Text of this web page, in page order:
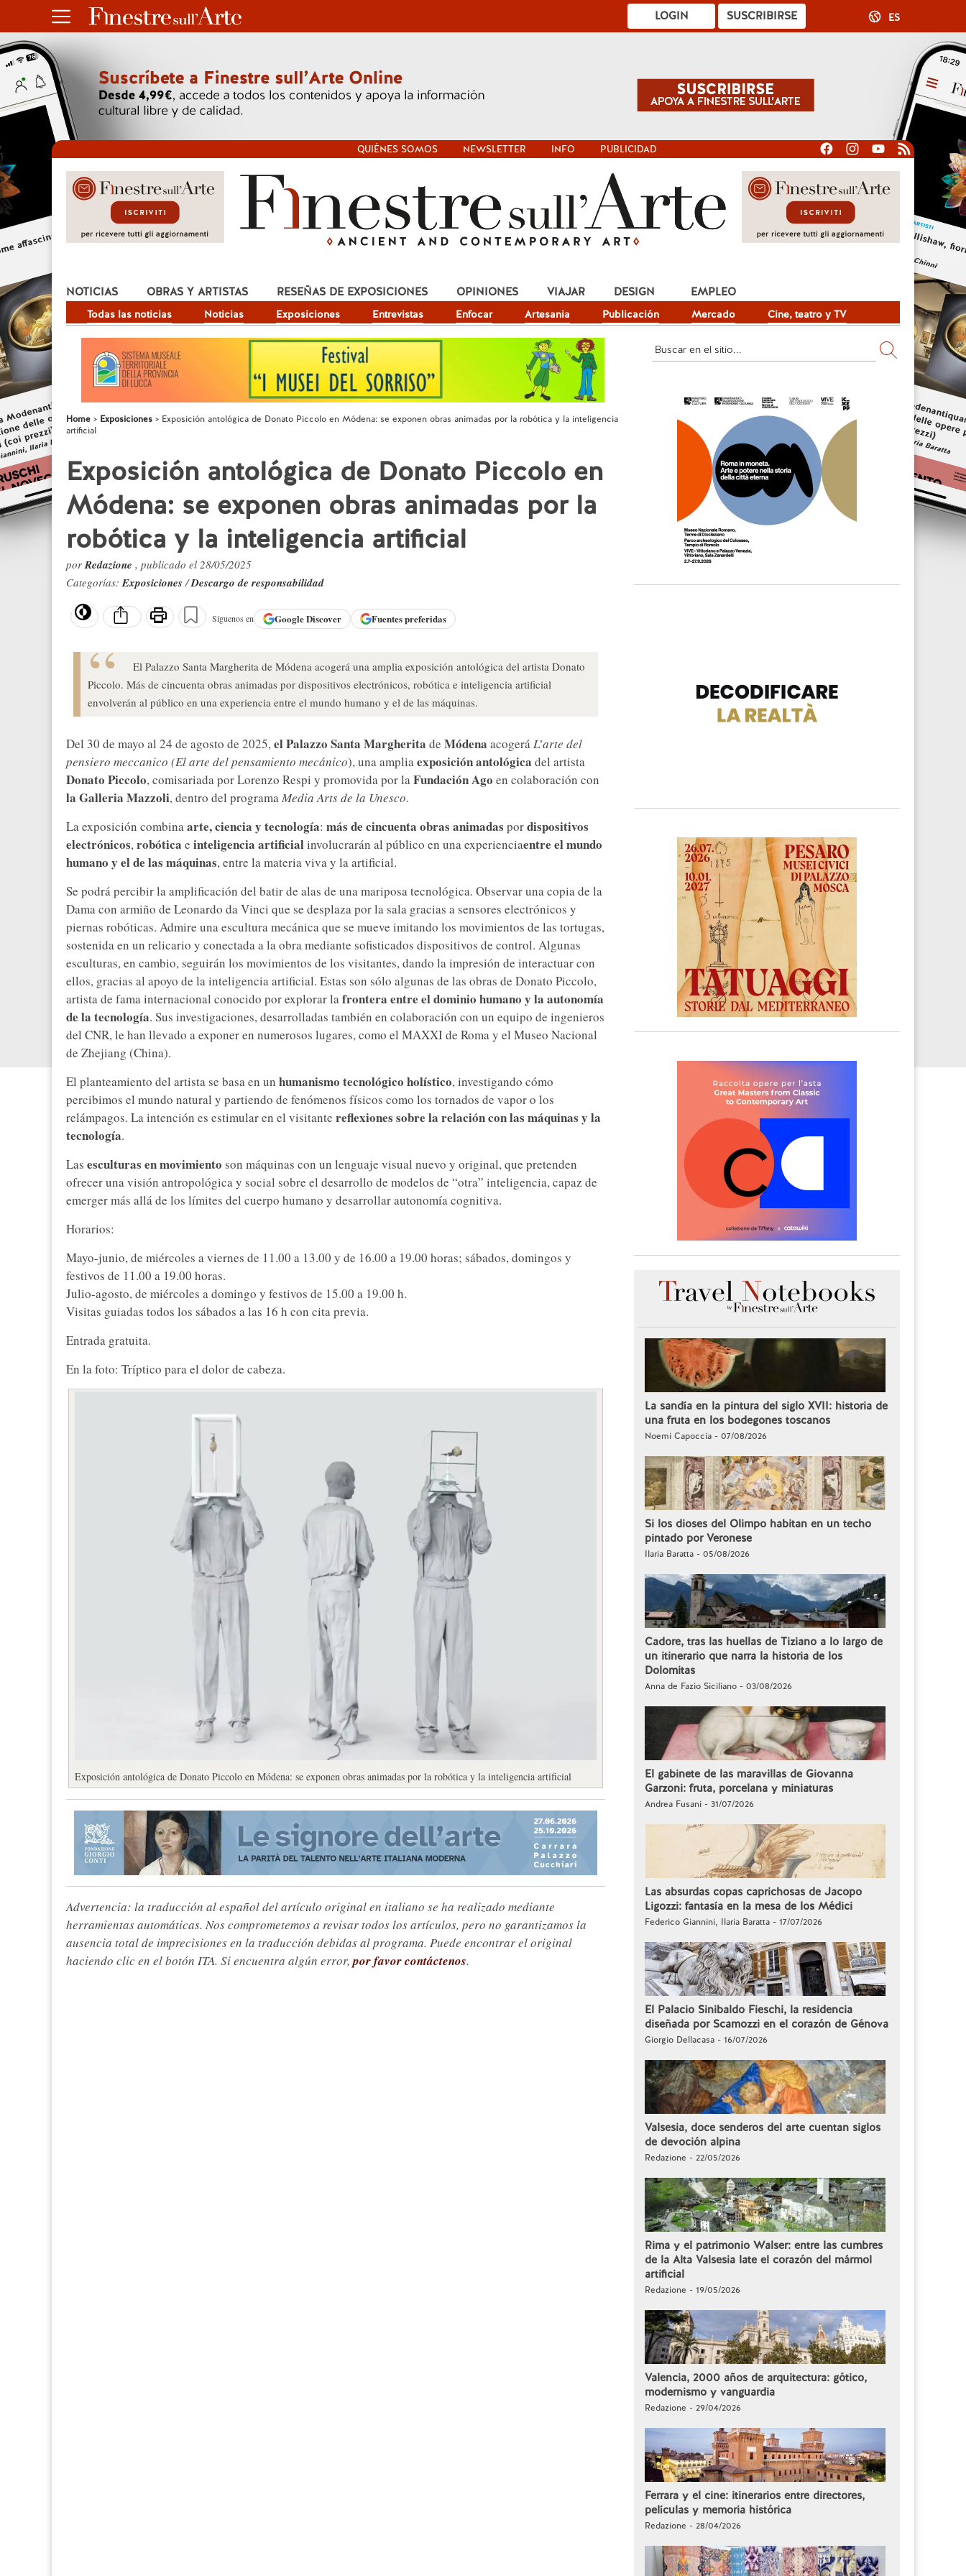
SUSCRIBIRSE
LOGIN ES
QUIÉNES SOMOS NEWSLETTER INFO PUBLICIDAD
NOTICIAS
Todas las noticias Noticias Exposiciones Entrevistas Enfocar Artesania Publicación Mercado Cine, teatro y TV
OBRAS Y ARTISTAS RESEÑAS DE EXPOSICIONES OPINIONES VIAJAR DESIGN EMPLEO
Home Exposiciones
Exposición antológica de Donato Piccolo en Módena: se exponen obras animadas por la robótica y la inteligencia
artificial
Exposición antológica de Donato Piccolo en
Módena: se exponen obras animadas por la
robótica y la inteligencia artificial
porRedazione , publicado el 28/05/2025
Categorías:Exposiciones/Descargo de responsabilidad
Síguenos en GoogleDiscover Fuentes preferidas
El Palazzo Santa Margherita de Módena acogerá una amplia exposición antológica del artista Donato
Piccolo. Más de cincuenta obras animadas por dispositivos electrónicos, robótica e inteligencia artificial
envolverán al público en una experiencia entre el mundo humano y el de las máquinas.
Del 30 de mayo al 24 de agosto de 2025,el Palazzo Santa Margherita de Módena acogeráL’arte del
pensiero meccanico (El arte del pensamiento mecánico), una ampliaexposición antológica del artista
Donato Piccolo, comisariada por Lorenzo Respi y promovida por laFundación Ago en colaboración con
la Galleria Mazzoli, dentro del programaMedia Arts de la Unesco.
La exposición combinaarte, ciencia y tecnología: más de cincuenta obras animadas pordispositivos
electrónicos,robótica e inteligencia artificialinvolucrarán al público en una experienciaentre el mundo
humano y el de las máquinas, entre la materia viva y la artificial.
Se podrá percibir la amplificación del batir de alas de una mariposa tecnológica. Observar una copia de la
Dama con armiño de Leonardo da Vinci que se desplaza por la sala gracias a sensores electrónicos y
piernas robóticas. Admire una escultura mecánica que se mueve imitando los movimientos de las tortugas,
sostenida en un relicario y conectada a la obra mediante sofisticados dispositivos de control. Algunas
esculturas, en cambio, seguirán los movimientos de los visitantes, dando la impresión de interactuar con
ellos, gracias al apoyo de la inteligencia artificial. Estas son sólo algunas de las obras de Donato Piccolo,
artista de fama internacional conocido por explorar lafrontera entre el dominio humano y la autonomía
de la tecnología. Sus investigaciones, desarrolladas también en colaboración con un equipo de ingenieros
del CNR, le han llevado a exponer en numerosos lugares, como el MAXXI de Roma y el Museo Nacional
de Zhejiang (China).
El planteamiento del artista se basa en un humanismo tecnológico holístico, investigando cómo
percibimos el mundo natural y partiendo de fenómenos físicos como los tornados de vapor o los
relámpagos. La intención es estimular en el visitante reflexiones sobre la relación con las máquinas y la
tecnología.
Las esculturas en movimiento son máquinas con un lenguaje visual nuevo y original, que pretenden
ofrecer una visión antropológica y social sobre el desarrollo de modelos de “otra” inteligencia, capaz de
emerger más allá de los límites del cuerpo humano y desarrollar autonomía cognitiva.
Horarios:
Mayo-junio, de miércoles a viernes de 11.00 a 13.00 y de 16.00 a 19.00 horas; sábados, domingos y
festivos de 11.00 a 19.00 horas.
Julio-agosto, de miércoles a domingo y festivos de 15.00 a 19.00 h.
Visitas guiadas todos los sábados a las 16 h con cita previa.
Entrada gratuita.
En la foto: Tríptico para el dolor de cabeza.
Exposición antológica de Donato Piccolo en Módena: se exponen obras animadas por la robótica y la inteligencia artificial
Advertencia: la traducción al español del artículo original en italiano se ha realizado mediante
herramientas automáticas. Nos comprometemos a revisar todos los artículos, pero no garantizamos la
ausencia total de imprecisiones en la traducción debidas al programa. Puede encontrar el original
haciendo clic en el botón ITA. Si encuentra algún error,por favor contáctenos.
La sandía en la pintura del siglo XVII: historia de
una fruta en los bodegones toscanos
Noemi Capoccia - 07/08/2026
Si los dioses del Olimpo habitan en un techo
pintado por Veronese
Ilaria Baratta - 05/08/2026
Cadore, tras las huellas de Tiziano a lo largo de
un itinerario que narra la historia de los
Dolomitas
Anna de Fazio Siciliano - 03/08/2026
El gabinete de las maravillas de Giovanna
Garzoni: fruta, porcelana y miniaturas
Andrea Fusani - 31/07/2026
Las absurdas copas caprichosas de Jacopo
Ligozzi: fantasía en la mesa de los Médici
Federico Giannini, Ilaria Baratta - 17/07/2026
El Palacio Sinibaldo Fieschi, la residencia
diseñada por Scamozzi en el corazón de Génova
Giorgio Dellacasa - 16/07/2026
Valsesia, doce senderos del arte cuentan siglos
de devoción alpina
Redazione - 22/05/2026
Rima y el patrimonio Walser: entre las cumbres
de la Alta Valsesia late el corazón del mármol
artificial
Redazione - 19/05/2026
Valencia, 2000 años de arquitectura: gótico,
modernismo y vanguardia
Redazione - 29/04/2026
Ferrara y el cine: itinerarios entre directores,
películas y memoria histórica
Redazione - 28/04/2026